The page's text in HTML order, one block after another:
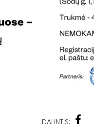
DALINTIS: